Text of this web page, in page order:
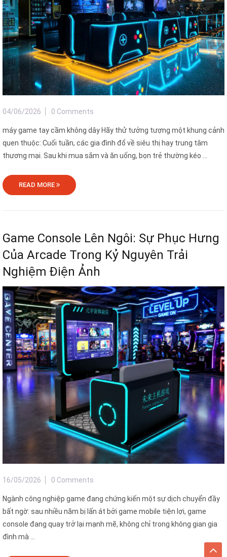
04/06/2026 0 Comments
máy game tay cầm không dây Hãy thử tưởng tượng một khung cảnh
quen thuộc: Cuối tuần, các gia đình đổ về siêu thị hay trung tâm
thương mại. Sau khi mua sắm và ăn uống, bọn trẻ thường kéo ...
READ MORE
Game Console Lên Ngôi: Sự Phục Hưng
Của Arcade Trong Kỷ Nguyên Trải
Nghiệm Điện Ảnh
16/05/2026 0 Comments
Ngành công nghiệp game đang chứng kiến một sự dịch chuyển đầy
bất ngờ: sau nhiều năm bị lấn át bởi game mobile tiện lợi, game
console đang quay trở lại mạnh mẽ, không chỉ trong không gian gia
đình mà ...